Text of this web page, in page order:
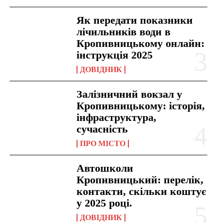
Як передати показники
лічильників води в
Кропивницькому онлайн:
інструкція 2025
ДОВІДНИК
Залізничний вокзал у
Кропивницькому: історія,
інфраструктура,
сучасність
ПРО МІСТО
Автошколи
Кропивницький: перелік,
контакти, скільки коштує
у 2025 році.
ДОВІДНИК